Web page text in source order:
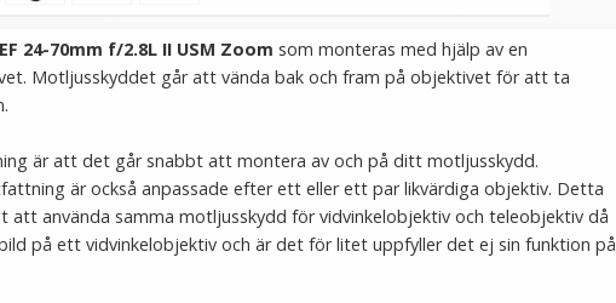
24-70mm f/2.8L II USM Zoom som monteras med hjälp av en
Motljusskyddet går att vända bak och fram på objektivet för att ta
är att det går snabbt att montera av och på ditt motljusskydd.
är också anpassade efter ett eller ett par likvärdiga objektiv. Detta
att använda samma motljusskydd för vidvinkelobjektiv och teleobjektiv då
på ett vidvinkelobjektiv och är det för litet uppfyller det ej sin funktion på